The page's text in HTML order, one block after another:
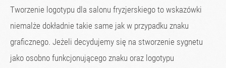
Tworzenie logotypu dla salonu fryzjerskiego to wskazówki
niemalże dokładnie takie same jak w przypadku znaku
graficznego. Jeżeli decydujemy się na stworzenie sygnetu
jako osobno funkcjonującego znaku oraz logotypu